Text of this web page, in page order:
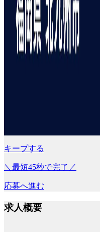
キープする
＼最短45秒で完了／
応募へ進む
求人概要